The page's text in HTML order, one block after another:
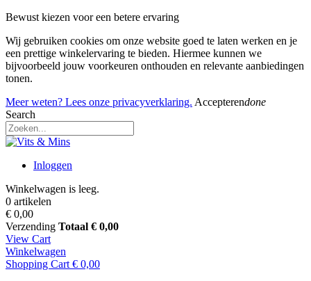
Bewust kiezen voor een betere ervaring
Wij gebruiken cookies om onze website goed te laten werken en je
een prettige winkelervaring te bieden. Hiermee kunnen we
bijvoorbeeld jouw voorkeuren onthouden en relevante aanbiedingen
tonen.
Meer weten? Lees onze privacyverklaring. Accepterendone
Search
Inloggen
Winkelwagen is leeg.
0 artikelen
€ 0,00
Verzending Totaal € 0,00
View Cart
Winkelwagen
Shopping Cart € 0,00